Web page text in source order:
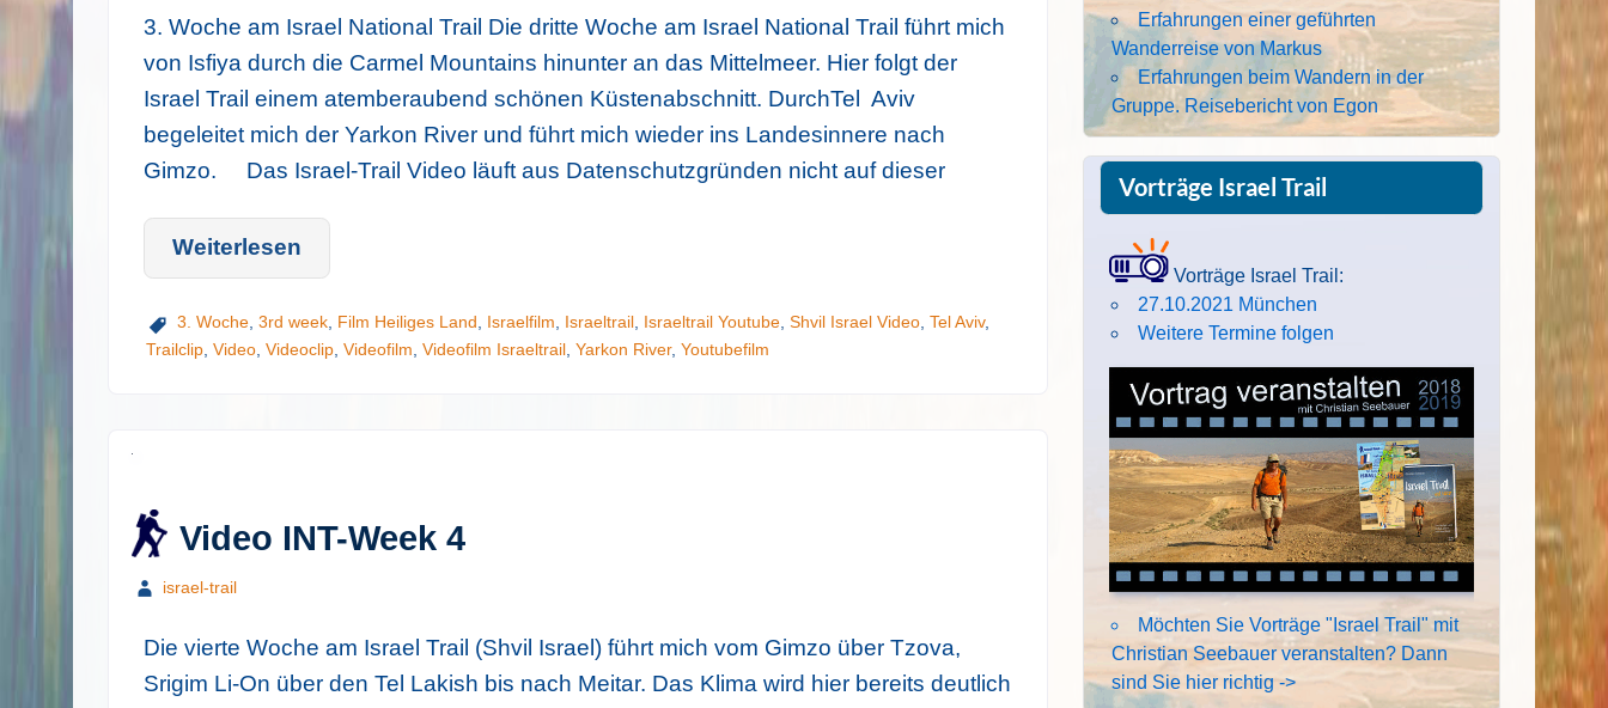
3. Woche am Israel National Trail Die dritte Woche am Israel National Trail führt mich
von Isfiya durch die Carmel Mountains hinunter an das Mittelmeer. Hier folgt der
Israel Trail einem atemberaubend schönen Küstenabschnitt. DurchTel Aviv
begeleitet mich der Yarkon River und führt mich wieder ins Landesinnere nach
Gimzo. Das Israel-Trail Video läuft aus Datenschutzgründen nicht auf dieser
Weiterlesen
3. Woche, 3rd week, Film Heiliges Land, Israelfilm, Israeltrail, Israeltrail Youtube, Shvil Israel Video, Tel Aviv,
Trailclip, Video, Videoclip, Videofilm Videofilm Israeltrail, Yarkon River, Youtubefilm
Video INT-Week 4
israel-trail
Die vierte Woche am Israel Trail (Shvil Israel) führt mich vom Gimzo über Tzova,
Srigim Li-On über den Tel Lakish bis nach Meitar. Das Klima wird hier bereits deutlich
Erfahrungen einer geführten
Wanderreise von Markus
Erfahrungen beim Wandern in der
Gruppe. Reisebericht von Egon
Vorträge Israel Trail
Vorträge Israel Trail:
27.10.2021 München
Weitere Termine folgen
Möchten Sie Vorträge "Israel Trail" mit
Christian Seebauer veranstalten? Dann
sind Sie hier richtig ->